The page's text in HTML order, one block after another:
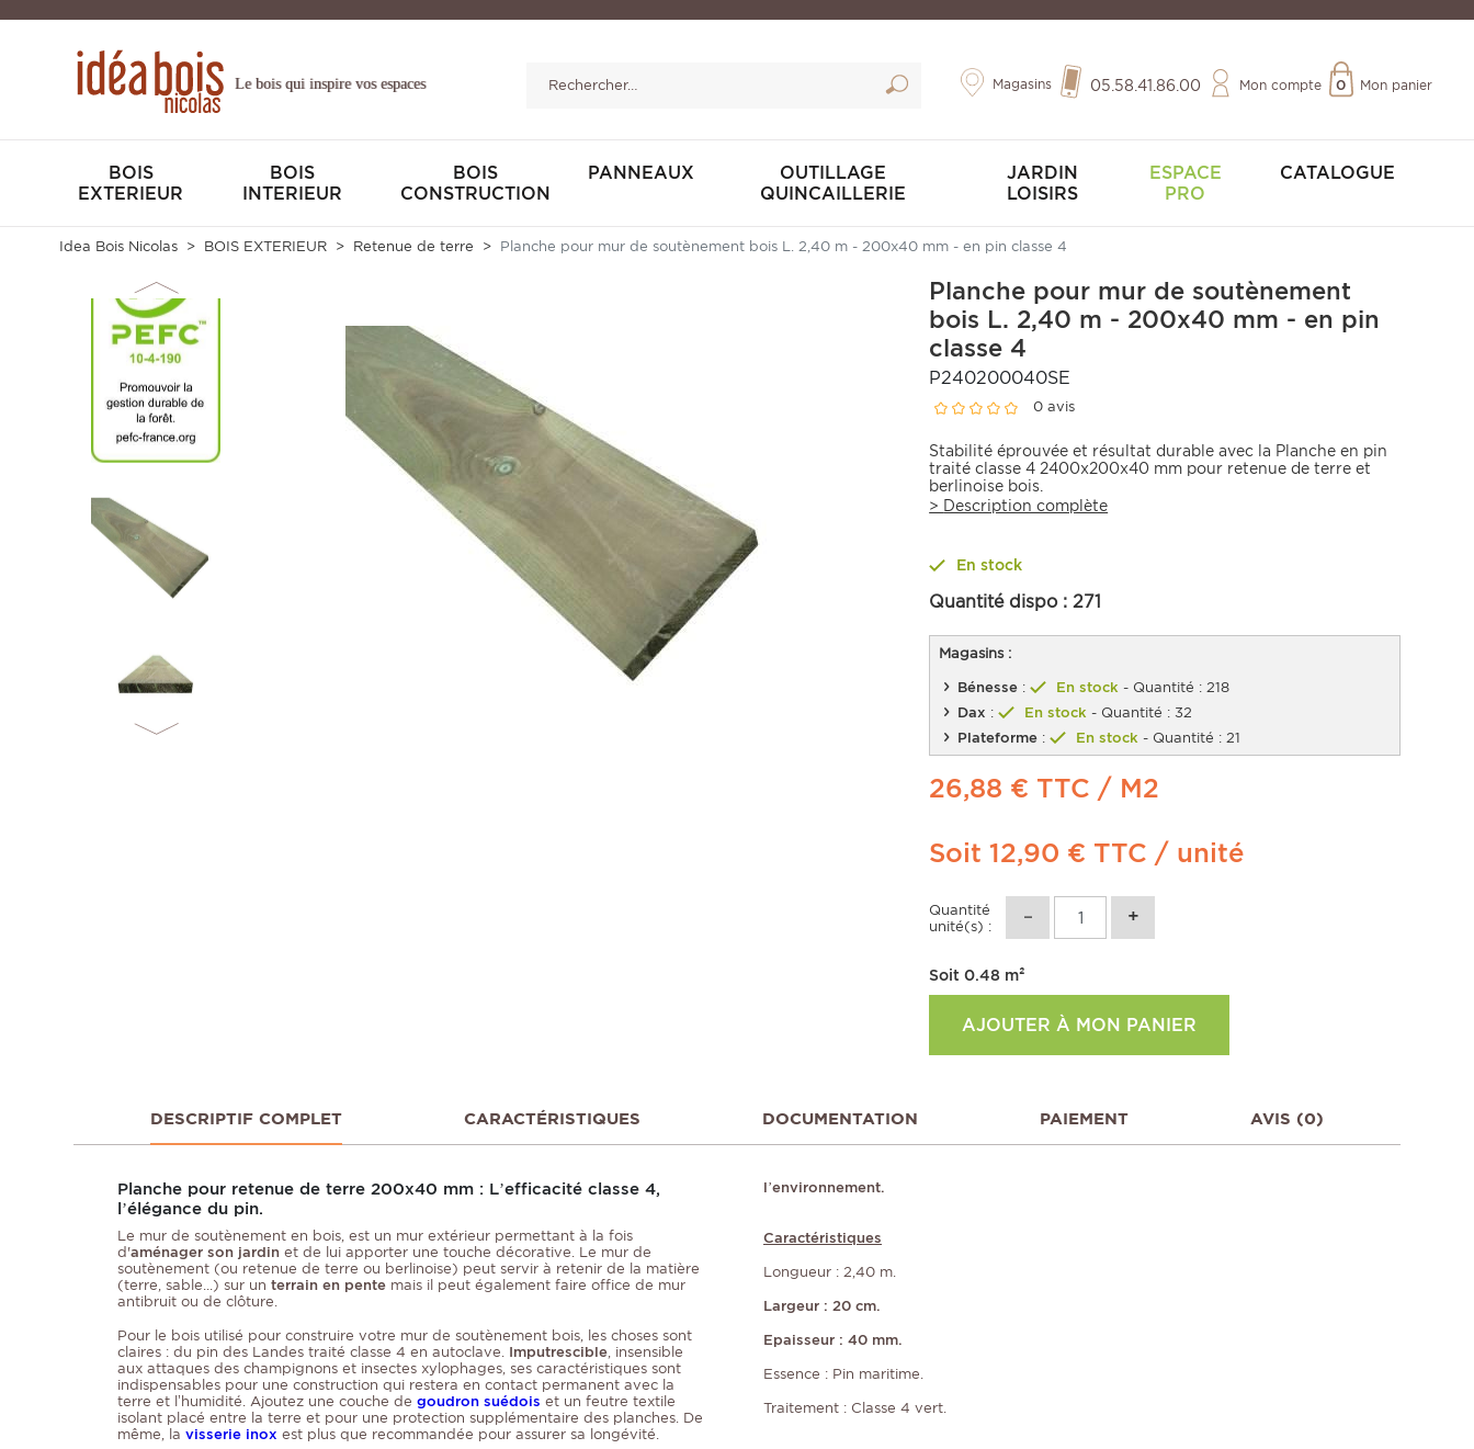
Le bois qui inspire vos espaces Magasins 05.58.41.86.00 Mon compte Mon panier
0
BOIS
EXTERIEUR
BOIS
INTERIEUR
BOIS
CONSTRUCTION
PANNEAUX
OUTILLAGE
QUINCAILLERIE
JARDIN
LOISIRS
ESPACE
PRO
CATALOGUE
Idea Bois Nicolas BOIS EXTERIEUR Retenue de terre Planche pour mur de soutènement bois L. 2,40 m - 200x40 mm - en pin classe 4
Planche pour mur de soutènement
bois L. 2,40 m - 200x40 mm - en pin
classe 4
P240200040SE
0 avis
Stabilité éprouvée et résultat durable avec la Planche en pin
traité classe 4 2400x200x40 mm pour retenue de terre et
berlinoise bois.
> Description complète
En stock
Quantité dispo :271
Magasins :
Bénesse : En stock - Quantité : 218
Dax : En stock - Quantité : 32
Plateforme : En stock - Quantité : 21
26,88 € TTC / M2
Soit12,90 € TTC / unité
Quantité
unité(s) :
Soit0.48 m²
AJOUTER À MON PANIER
DESCRIPTIF COMPLET CARACTÉRISTIQUES DOCUMENTATION PAIEMENT AVIS (0)
Planche pour retenue de terre 200x40 mm : L’efficacité classe 4,
l’élégance du pin.
Le mur de soutènement en bois, est un mur extérieur permettant à la fois
d'aménager son jardin et de lui apporter une touche décorative. Le mur de
soutènement (ou retenue de terre ou berlinoise) peut servir à retenir de la matière
(terre, sable...) sur un terrain en pente mais il peut également faire office de mur
antibruit ou de clôture.
Pour le bois utilisé pour construire votre mur de soutènement bois, les choses sont
claires : du pin des Landes traité classe 4 en autoclave. Imputrescible, insensible
aux attaques des champignons et insectes xylophages, ses caractéristiques sont
indispensables pour une construction qui restera en contact permanent avec la
terre et l’humidité. Ajoutez une couche de goudron suédois et un feutre textile
isolant placé entre la terre et pour une protection supplémentaire des planches. De
même, la visserie inox est plus que recommandée pour assurer sa longévité.
l’environnement.
Caractéristiques
Longueur : 2,40 m.
Largeur : 20 cm.
Epaisseur : 40 mm.
Essence : Pin maritime.
Traitement : Classe 4 vert.